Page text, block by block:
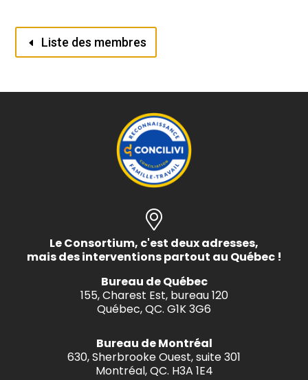
Liste des membres
Le Consortium, c'est deux adresses,
mais des interventions partout au Québec !
Bureau de Québec
155, Charest Est, bureau 120
Québec, QC. G1K 3G6
Bureau de Montréal
630, Sherbrooke Ouest, suite 301
Montréal, QC. H3A 1E4